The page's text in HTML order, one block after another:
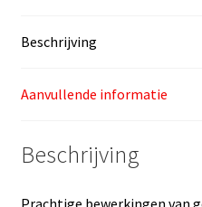
Beschrijving
Aanvullende informatie
Beschrijving